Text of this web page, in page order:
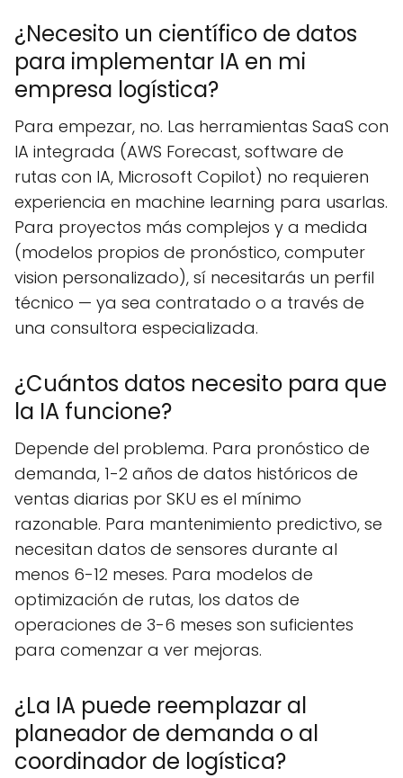
¿Necesito un científico de datos
para implementar IA en mi
empresa logística?
Para empezar, no. Las herramientas SaaS con
IA integrada (AWS Forecast, software de
rutas con IA, Microsoft Copilot) no requieren
experiencia en machine learning para usarlas.
Para proyectos más complejos y a medida
(modelos propios de pronóstico, computer
vision personalizado), sí necesitarás un perfil
técnico — ya sea contratado o a través de
una consultora especializada.
¿Cuántos datos necesito para que
la IA funcione?
Depende del problema. Para pronóstico de
demanda, 1-2 años de datos históricos de
ventas diarias por SKU es el mínimo
razonable. Para mantenimiento predictivo, se
necesitan datos de sensores durante al
menos 6-12 meses. Para modelos de
optimización de rutas, los datos de
operaciones de 3-6 meses son suficientes
para comenzar a ver mejoras.
¿La IA puede reemplazar al
planeador de demanda o al
coordinador de logística?